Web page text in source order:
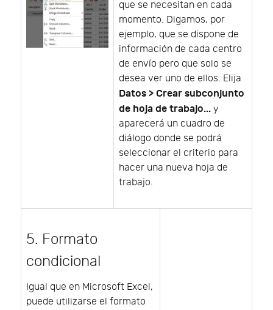
que se necesitan en cada
momento. Digamos, por
ejemplo, que se dispone de
información de cada centro
de envío pero que solo se
desea ver uno de ellos. Elija
Datos > Crear subconjunto
de hoja de trabajo... y
aparecerá un cuadro de
diálogo donde se podrá
seleccionar el criterio para
hacer una nueva hoja de
trabajo.
5. Formato
condicional
Igual que en Microsoft Excel,
puede utilizarse el formato